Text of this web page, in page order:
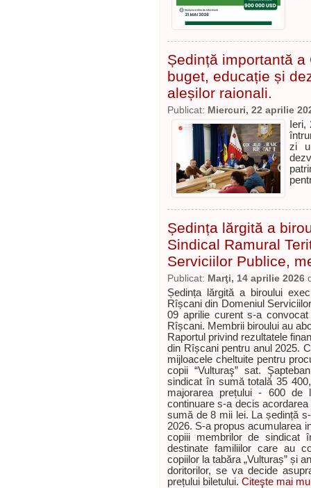
Ședință importantă
buget, educație și
aleșilor raionali.
Publicat: Miercuri, 22 aprilie
zi
Ședința lărgită a
Sindical Ramural
Serviciilor Publice,
Publicat: Marţi, 14 aprilie 2026
Ședința lărgită a biroului
Rîșcani din Domeniul
09 aprilie curent s-a
Rîșcani. Membrii biroului au
Raportul privind rezultatele
din Rîșcani pentru anul 2025.
mijloacele cheltuite pentru
copii “Vulturaş” sat.
sindicat în sumă totală 35
majorarea prețului - 600 de
continuare s-a decis
sumă de 8 mii lei. La ședință
2026. S-a propus acumularea
copiii membrilor de sindicat
destinate familiilor care au
copiilor la tabăra „Vulturaș” și
doritorilor, se va decide
prețului biletului. Citeşte mai